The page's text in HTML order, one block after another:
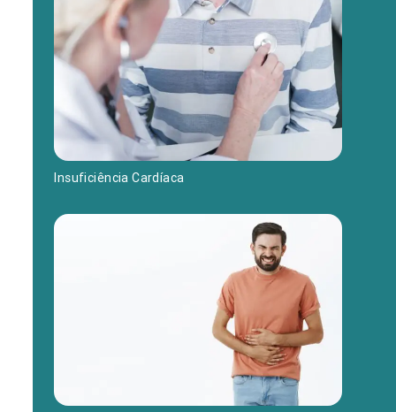
Insuficiência Cardíaca